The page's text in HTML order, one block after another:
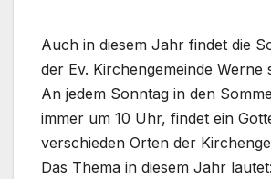
Auch in die­sem Jahr fin­det die
der Ev. Kir­chen­ge­mein­de Wer­ne
An jedem Sonn­tag in den
immer um 10 Uhr, fin­det ein
ver­schie­den Orten der
Das The­ma in die­sem Jahr